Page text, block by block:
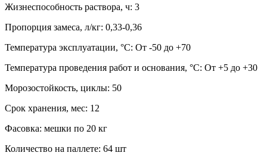
Жизнеспособность раствора, ч: 3
Пропорция замеса, л/кг: 0,33-0,36
Температура эксплуатации, °C: От -50 до +70
Температура проведения работ и основания, °C: От +5 до +30
Морозостойкость, циклы: 50
Срок хранения, мес: 12
Фасовка: мешки по 20 кг
Количество на паллете: 64 шт